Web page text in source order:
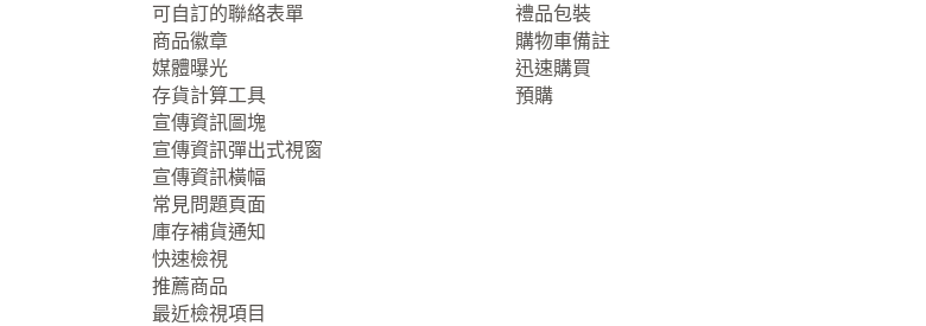
可自訂的聯絡表單
商品徽章
媒體曝光
存貨計算工具
宣傳資訊圖塊
宣傳資訊彈出式視窗
宣傳資訊橫幅
常見問題頁面
庫存補貨通知
快速檢視
推薦商品
最近檢視項目
禮品包裝
購物車備註
迅速購買
預購